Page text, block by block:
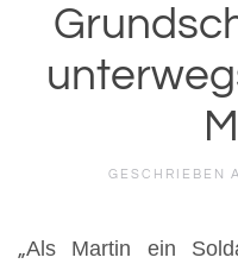
GESCHRIEBEN
„Als Martin ein